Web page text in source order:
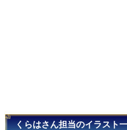
くらはさん担当のイラスト